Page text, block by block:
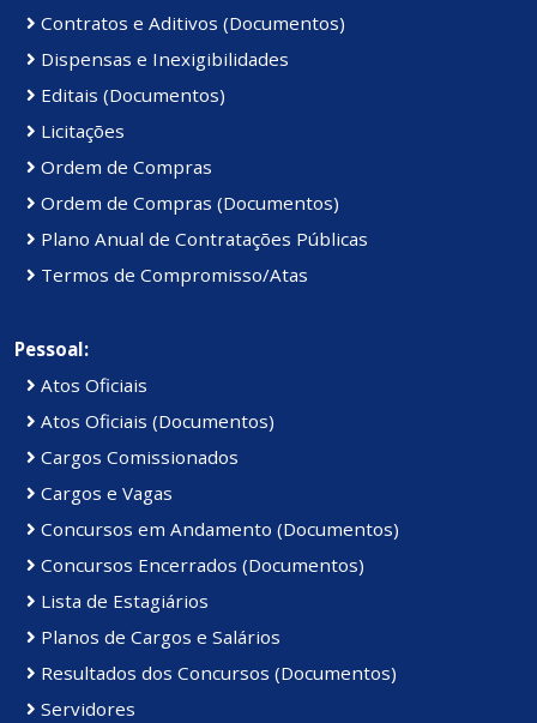
Contratos e Aditivos (Documentos)
Dispensas e Inexigibilidades
Editais (Documentos)
Licitações
Ordem de Compras
Ordem de Compras (Documentos)
Plano Anual de Contratações Públicas
Termos de Compromisso/Atas
Pessoal:
Atos Oficiais
Atos Oficiais (Documentos)
Cargos Comissionados
Cargos e Vagas
Concursos em Andamento (Documentos)
Concursos Encerrados (Documentos)
Lista de Estagiários
Planos de Cargos e Salários
Resultados dos Concursos (Documentos)
Servidores